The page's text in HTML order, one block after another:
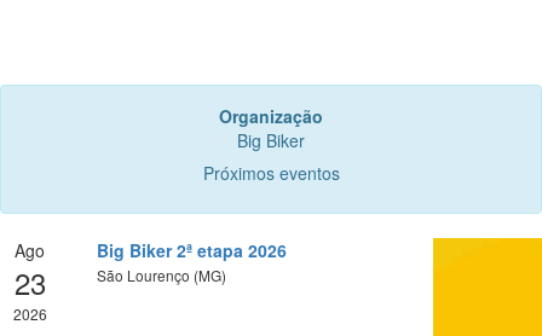
Organização
Big Biker
Próximos eventos
Ago
23
2026
Big Biker 2ª etapa 2026
São Lourenço (MG)